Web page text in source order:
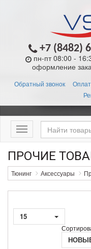
+7 (8482)
пн-пт 08:00 -
оформление
Обратный звонок
Меню
ПРОЧИЕ
Тюнинг Аксессуары
15